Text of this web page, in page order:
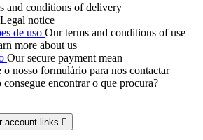
and conditions of delivery
Legal notice
de uso Our terms and conditions of use
more about us
Our secure payment mean
o nosso formulário para nos contactar
consegue encontrar o que procura?
account links 